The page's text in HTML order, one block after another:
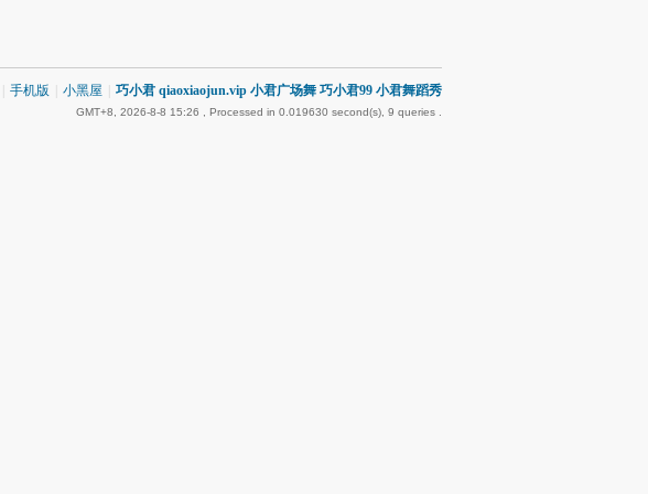
手机版 小黑屋 巧小君 qiaoxiaojun.vip 小君广场舞 巧小君99 小君舞蹈秀
GMT+8, 2026-8-8 15:26 , Processed in 0.019630 second(s), 9 queries .